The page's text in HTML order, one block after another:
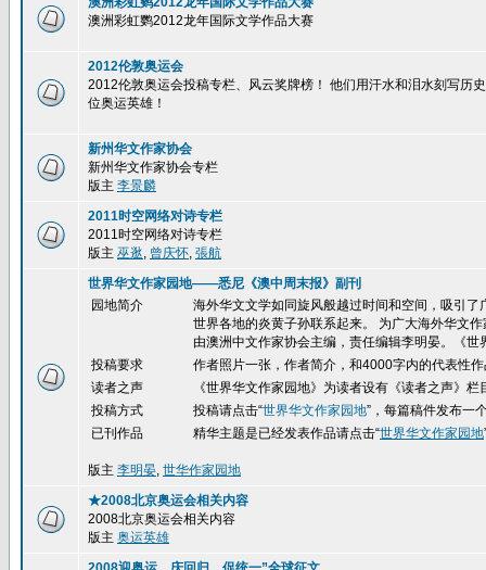
澳洲彩虹鹦2012龙年国际文学作品大赛
2012伦敦奥运会
2012伦敦奥运会投稿专栏、风云奖牌榜！ 他们用汗水和泪水刻写历
位奥运英雄！
新州华文作家协会
新州华文作家协会专栏
版主 李景麟
2011时空网络对诗专栏
2011时空网络对诗专栏
版主 巫逖, 曾庆怀, 張航
世界华文作家园地——悉尼《澳中周末报》副刊
园地简介
海外华文文学如同旋风般越过时间和空间，吸引
世界各地的炎黄子孙联系起来。 为广大海外华文
由澳洲中文作家协会主编，责任编辑李明晏。《
投稿要求
作者照片一张，作者简介，和4000字内的代表性
读者之声
《世界华文作家园地》为读者设有《读者之声》
投稿方式
投稿请点击“世界华文作家园地”，每篇稿件发布一
已刊作品
精华主题是已经发表作品请点击“世界华文作家园地
版主 李明晏, 世华作家园地
★2008北京奥运会相关内容
2008北京奥运会相关内容
版主 奥运英雄